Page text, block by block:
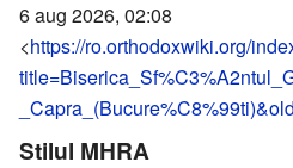
6 aug 2026, 02:08
<https://ro.orthodoxwiki.org/
Stilul MHRA